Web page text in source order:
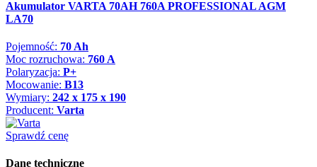
Akumulator VARTA 70AH 760A PROFESSIONAL AGM
LA70
Pojemność: 70 Ah
Moc rozruchowa: 760 A
Polaryzacja: P+
Mocowanie: B13
Wymiary: 242 x 175 x 190
Producent: Varta
Sprawdź cenę
Dane techniczne